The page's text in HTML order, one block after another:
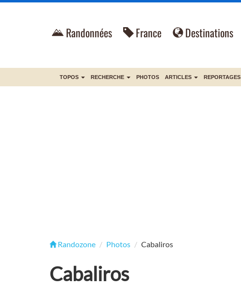
Randonnées France Destinations
TOPOS RECHERCHE PHOTOS ARTICLES REPORTAGES
Randozone Photos Cabaliros
Cabaliros